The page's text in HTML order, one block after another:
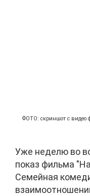
ФОТО: скриншот с видео
Уже неделю во
показ фильма
Семейная